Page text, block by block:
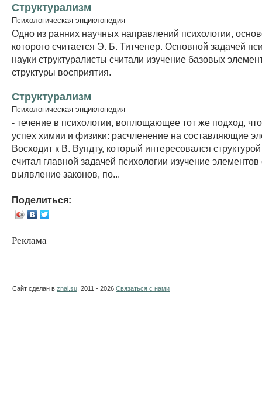
Структурализм
Психологическая энциклопедия
Одно из ранних научных направлений психологии,
которого считается Э. Б. Титченер. Основной задачей
науки структуралисты считали изучение базовых
структуры восприятия.
Структурализм
Психологическая энциклопедия
- течение в психологии, воплощающее тот же подход,
успех химии и физики: расчленение на составляющие
Восходит к В. Вундту, который интересовался
считал главной задачей психологии изучение
выявление законов, по...
Поделиться:
Реклама
Сайт сделан в znai.su . 2011 - 2026 Связаться с нами